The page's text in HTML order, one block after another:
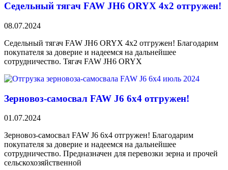
Седельный тягач FAW JH6 ORYX 4х2 отгружен!
08.07.2024
Седельный тягач FAW JH6 ORYX 4х2 отгружен! Благодарим
покупателя за доверие и надеемся на дальнейшее
сотрудничество. Тягач FAW JH6 ORYX
Зерновоз-самосвал FAW J6 6х4 отгружен!
01.07.2024
Зерновоз-самосвал FAW J6 6х4 отгружен! Благодарим
покупателя за доверие и надеемся на дальнейшее
сотрудничество. Предназначен для перевозки зерна и прочей
сельскохозяйственной